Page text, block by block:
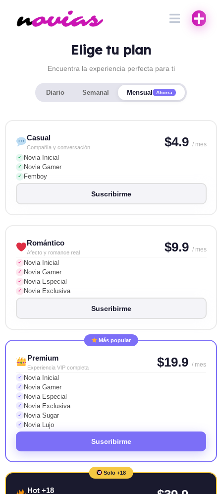
Elige tu plan
Encuentra la experiencia perfecta para ti
Diario Semanal Mensual Ahorra
Casual
Compañía y conversación $4.9 / mes
✓ Novia Inicial
✓ Novia Gamer
✓ Femboy
Suscribirme
Romántico
Afecto y romance real $9.9 / mes
✓ Novia Inicial
✓ Novia Gamer
✓ Novia Especial
✓ Novia Exclusiva
Suscribirme
Más popular
Premium
Experiencia VIP completa $19.9 / mes
✓ Novia Inicial
✓ Novia Gamer
✓ Novia Especial
✓ Novia Exclusiva
✓ Novia Sugar
✓ Novia Lujo
Suscribirme
Solo +18
Hot +18